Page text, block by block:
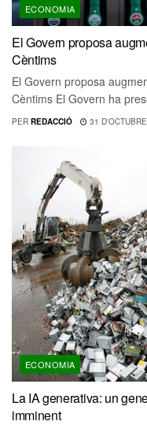
ECONOMIA
El Govern proposa
Cèntims
El Govern proposa
Cèntims El Govern ha
PER REDACCIÓ 31
ECONOMIA
La IA generativa: un
imminent